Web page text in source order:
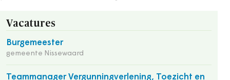
Vacatures
Burgemeester
gemeente Nissewaard
Teammanager Vergunningverlening, Toezicht en